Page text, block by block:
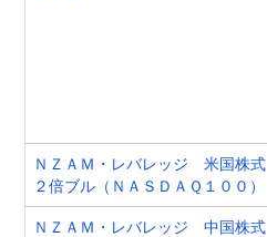
ＮＺＡＭ・レバレッジ 米国株式
２倍ブル（ＮＡＳＤＡＱ１００）
ＮＺＡＭ・レバレッジ 中国株式